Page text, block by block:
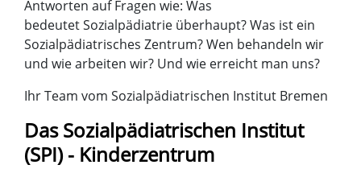
Antworten auf Fragen wie: Was
bedeutet Sozialpädiatrie überhaupt? Was ist ein
Sozialpädiatrisches Zentrum? Wen behandeln wir
und wie arbeiten wir? Und wie erreicht man uns?
Ihr Team vom Sozialpädiatrischen Institut Bremen
Das Sozialpädiatrischen Institut
(SPI) - Kinderzentrum